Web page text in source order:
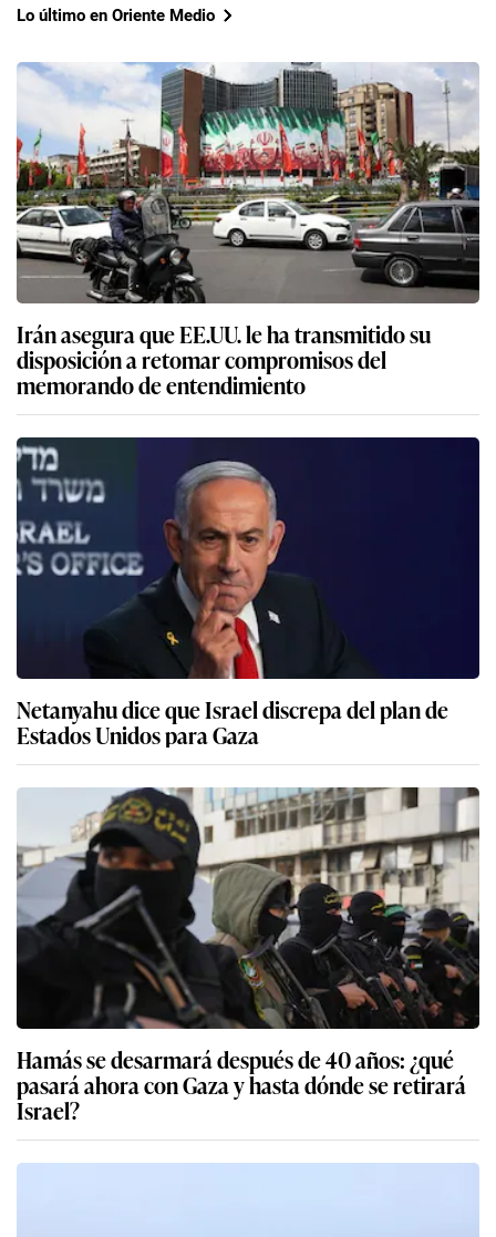
Lo último en Oriente Medio
Irán asegura que EE.UU. le ha transmitido su
disposición a retomar compromisos del
memorando de entendimiento
Netanyahu dice que Israel discrepa del plan de
Estados Unidos para Gaza
Hamás se desarmará después de 40 años: ¿qué
pasará ahora con Gaza y hasta dónde se retirará
Israel?